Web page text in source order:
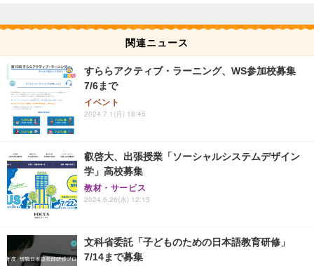
関連ニュース
すららアクティブ・ラーニング、WS参加校募集
7/6まで
イベント
2024.7.1(月) 18:45
叡啓大、出張授業「ソーシャルシステムデザイン
学」高校募集
教材・サービス
2024.6.26(水) 12:15
文科省委託「子どものための日本語教育研修」
7/14まで募集